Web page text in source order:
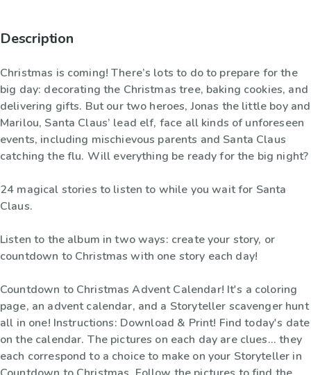
Description
Christmas is coming! There’s lots to do to prepare for the
big day: decorating the Christmas tree, baking cookies, and
delivering gifts. But our two heroes, Jonas the little boy and
Marilou, Santa Claus’ lead elf, face all kinds of unforeseen
events, including mischievous parents and Santa Claus
catching the flu. Will everything be ready for the big night?
24 magical stories to listen to while you wait for Santa
Claus.
Listen to the album in two ways: create your story, or
countdown to Christmas with one story each day!
Countdown to Christmas Advent Calendar! It's a coloring
page, an advent calendar, and a Storyteller scavenger hunt
all in one! Instructions: Download & Print! Find today's date
on the calendar. The pictures on each day are clues... they
each correspond to a choice to make on your Storyteller in